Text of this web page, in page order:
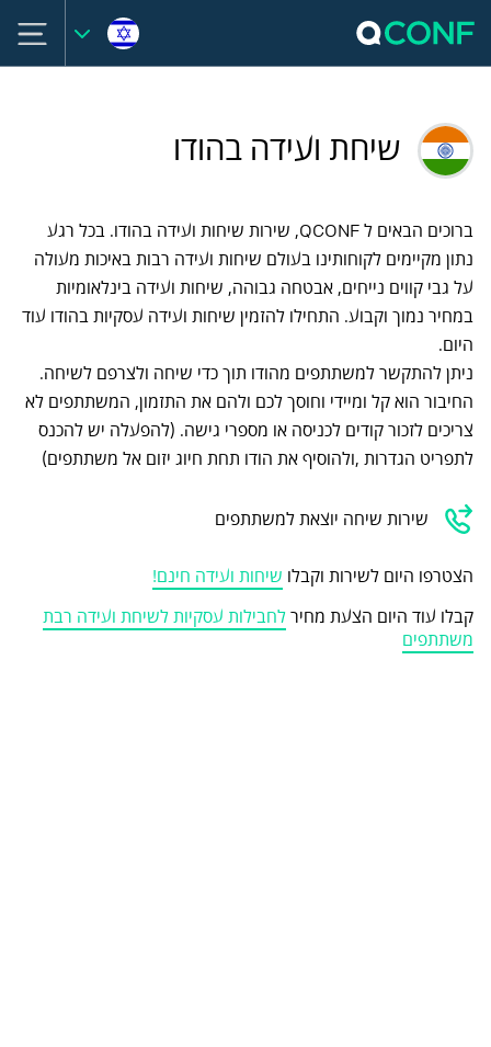
שיחת ועידה בהודו
ברוכים הבאים ל QCONF, שירות שיחות ועידה בהודו. בכל רגע
נתון מקיימים לקוחותינו בעולם שיחות ועידה רבות באיכות מעולה
על גבי קווים נייחים, אבטחה גבוהה, שיחות ועידה בינלאומיות
במחיר נמוך וקבוע. התחילו להזמין שיחות ועידה עסקיות בהודו עוד
היום.
ניתן להתקשר למשתתפים מהודו תוך כדי שיחה ולצרפם לשיחה.
החיבור הוא קל ומיידי וחוסך לכם ולהם את התזמון, המשתתפים לא
צריכים לזכור קודים לכניסה או מספרי גישה. (להפעלה יש להכנס
לתפריט הגדרות ,ולהוסיף את הודו תחת חיוג יזום אל משתתפים)
שירות שיחה יוצאת למשתתפים
הצטרפו היום לשירות וקבלו שיחות ועידה חינם!
קבלו עוד היום הצעת מחירלחבילות עסקיות לשיחת ועידה רבת
משתתפים